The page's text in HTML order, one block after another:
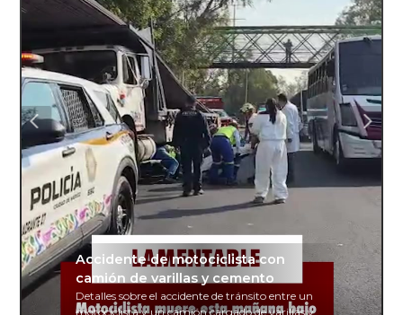
Accidente de motociclista con
camión de varillas y cemento
Detalles sobre el accidente de tránsito entre un
motociclista y un camión cargado de varillas y